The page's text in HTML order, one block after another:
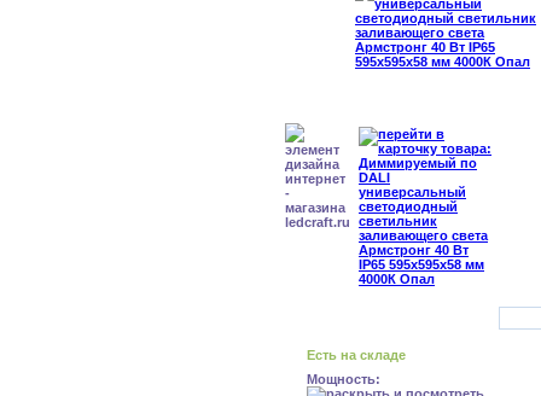
Есть на складе
Мощность: